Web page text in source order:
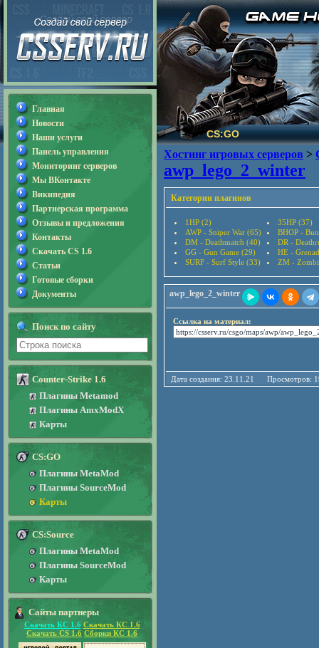
CS:GO
Хостинг игровых серверов >
awp_lego_2_winter
Категории плагинов
1HP (2)
35HP (37)
AWP - Sniper War (65)
BHOP -
DM - Deathmatch (40)
DR -
GG - Gun Game (29)
HE -
SURF - Surf Style (33)
ZM -
awp_lego_2_winter
Ссылка на материал:
Дата создания: 23.11.21
Главная
Новости
Наши услуги
Панель управления
Мониторинг серверов
Мы ВКонтакте
Википедия
Партнерская программа
Отзывы и предложения
Контакты
Скачать CS 1.6
Статьи
Готовые сборки
Документы
Поиск по сайту
Counter-Strike 1.6
Плагины Metamod
Плагины AmxModX
Карты
CS:GO
Плагины MetaMod
Плагины SourceMod
Карты
CS:Source
Плагины MetaMod
Плагины SourceMod
Карты
Сайты партнеры
Скачать КС 1.6 Скачать КС 1.6
Скачать CS 1.6 Сборки КС 1.6